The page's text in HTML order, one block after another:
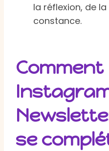
la réflexion, de
constance.
Comment
se